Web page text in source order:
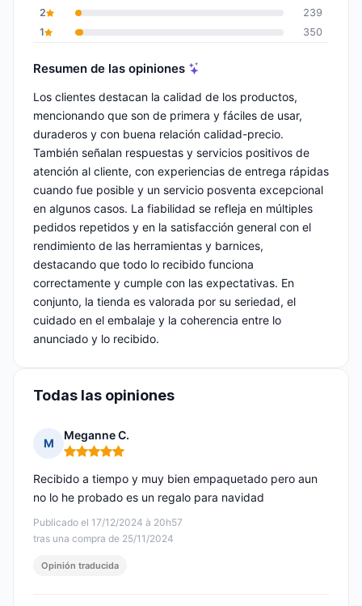
2
239
1
350
Resumen de las opiniones
Los clientes destacan la calidad de los productos,
mencionando que son de primera y fáciles de usar,
duraderos y con buena relación calidad-precio.
También señalan respuestas y servicios positivos de
atención al cliente, con experiencias de entrega rápidas
cuando fue posible y un servicio posventa excepcional
en algunos casos. La fiabilidad se refleja en múltiples
pedidos repetidos y en la satisfacción general con el
rendimiento de las herramientas y barnices,
destacando que todo lo recibido funciona
correctamente y cumple con las expectativas. En
conjunto, la tienda es valorada por su seriedad, el
cuidado en el embalaje y la coherencia entre lo
anunciado y lo recibido.
Todas las opiniones
M
Meganne C.
Nota: 5 de 5
Publicado el 17/12/2024 à 20h57
tras una compra de 25/11/2024
Recibido a tiempo y muy bien empaquetado pero aun
no lo he probado es un regalo para navidad
Opinión traducida